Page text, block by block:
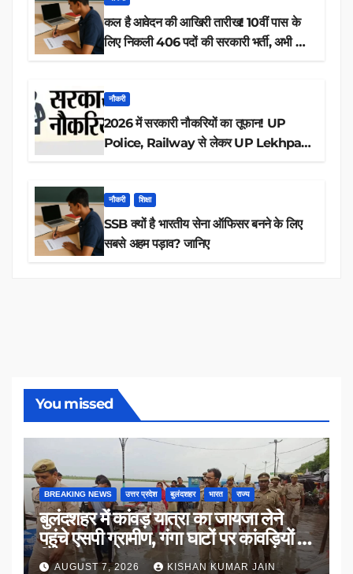
कल है आवेदन की आखिरी तारीख! 10वीं पास के
लिए निकली 406 पदों की सरकारी भर्ती, अभी करें
नौकरी
2026 में सरकारी नौकरियों का तूफान! UP
Police, Railway से लेकर UP Lekhpal
नौकरी शिक्षा
SSB क्यों है भारतीय सेना ऑफिसर बनने के लिए
सबसे अहम पड़ाव? जानिए
You missed
BREAKING NEWS उत्तर प्रदेश बुलंदशहर भारत राज्य
बुलंदशहर में कांवड़ यात्रा का जायजा लेने
पहुंचे एसपी ग्रामीण, गंगा घाटों पर कांवड़ियों से
किया संवाद
AUGUST 7, 2026 KISHAN KUMAR JAIN